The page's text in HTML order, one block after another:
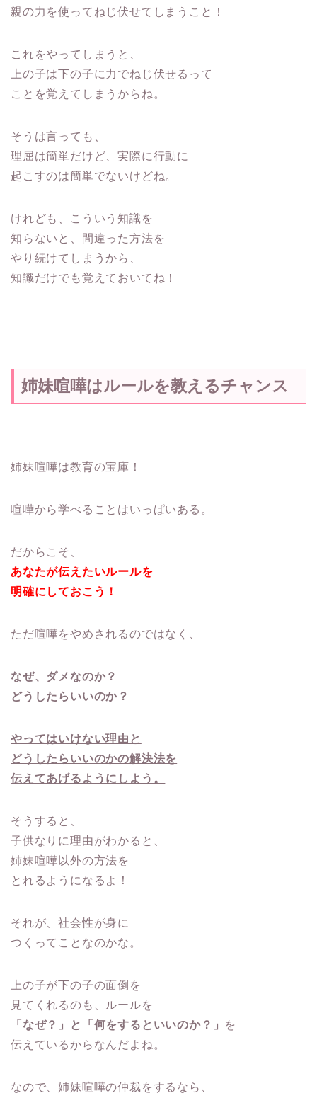
親の力を使ってねじ伏せてしまうこと！
これをやってしまうと、
上の子は下の子に力でねじ伏せるって
ことを覚えてしまうからね。
そうは言っても、
理屈は簡単だけど、実際に行動に
起こすのは簡単でないけどね。
けれども、こういう知識を
知らないと、間違った方法を
やり続けてしまうから、
知識だけでも覚えておいてね！
姉妹喧嘩はルールを教えるチャンス
姉妹喧嘩は教育の宝庫！
喧嘩から学べることはいっぱいある。
だからこそ、
あなたが伝えたいルールを
明確にしておこう！
ただ喧嘩をやめされるのではなく、
なぜ、ダメなのか？
どうしたらいいのか？
やってはいけない理由と
どうしたらいいのかの解決法を
伝えてあげるようにしよう。
そうすると、
子供なりに理由がわかると、
姉妹喧嘩以外の方法を
とれるようになるよ！
それが、社会性が身に
つくってことなのかな。
上の子が下の子の面倒を
見てくれるのも、ルールを
「なぜ？」と「何をするといいのか？」 を
伝えているからなんだよね。
なので、姉妹喧嘩の仲裁をするなら、